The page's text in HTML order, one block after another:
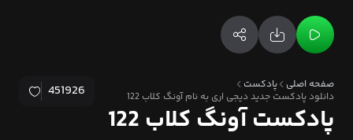
صفحه اصلی
پادکست
دانلود پادکست جدید دیجی اری به نام آونگ کلاب 122
451926
پادکست آونگ کلاب 122